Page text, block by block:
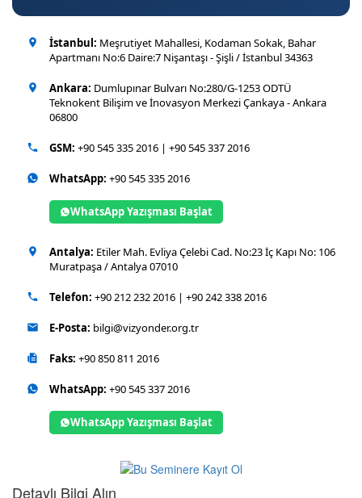
İstanbul: Meşrutiyet Mahallesi, Kodaman Sokak, Bahar
Apartmanı No:6 Daire:7 Nişantaşı - Şişli / İstanbul 34363
Ankara: Dumlupınar Bulvarı No:280/G-1253 ODTÜ
Teknokent Bilişim ve İnovasyon Merkezi Çankaya - Ankara
06800
GSM: +90 545 335 2016 | +90 545 337 2016
WhatsApp: +90 545 335 2016
WhatsApp Yazışması Başlat
Antalya: Etiler Mah. Evliya Çelebi Cad. No:23 İç Kapı No: 106
Muratpaşa / Antalya 07010
Telefon: +90 212 232 2016 | +90 242 338 2016
E-Posta: bilgi@vizyonder.org.tr
Faks: +90 850 811 2016
WhatsApp: +90 545 337 2016
WhatsApp Yazışması Başlat
Detaylı Bilgi Alın